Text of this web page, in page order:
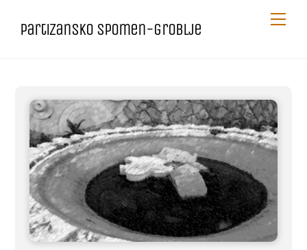
Partizansko spomen-groblje